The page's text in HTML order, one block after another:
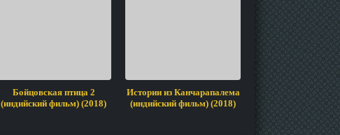
Бойцовская птица 2
(индийский фильм) (2018)
Истории из Канчарапалема
(индийский фильм) (2018)
Свадьба Вира
фильм)